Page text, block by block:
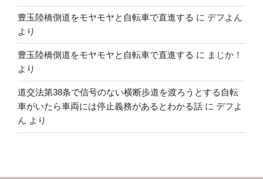
豊玉陸橋側道をモヤモヤと自転車で直進する に デフよん
より
豊玉陸橋側道をモヤモヤと自転車で直進する に まじか！
より
道交法第38条で信号のない横断歩道を渡ろうとする自転
車がいたら車両には停止義務があるとわかる話 に デフよ
ん より